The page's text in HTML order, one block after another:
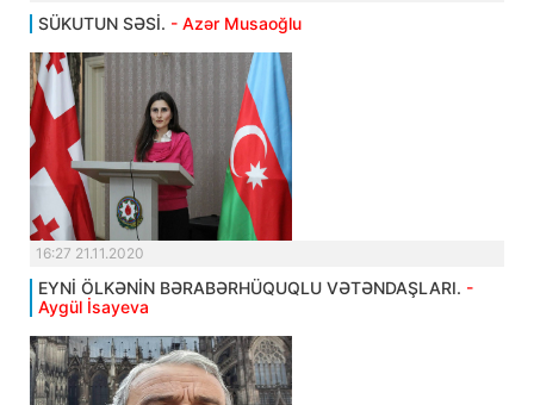
SÜKUTUN SƏSİ. - Azər Musaoğlu
16:27 21.11.2020
EYNİ ÖLKƏNİN BƏRABƏRHÜQUQLU VƏTƏNDAŞLARI. -
Aygül İsayeva